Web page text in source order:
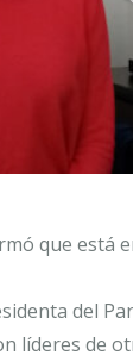
que está
del
líderes de